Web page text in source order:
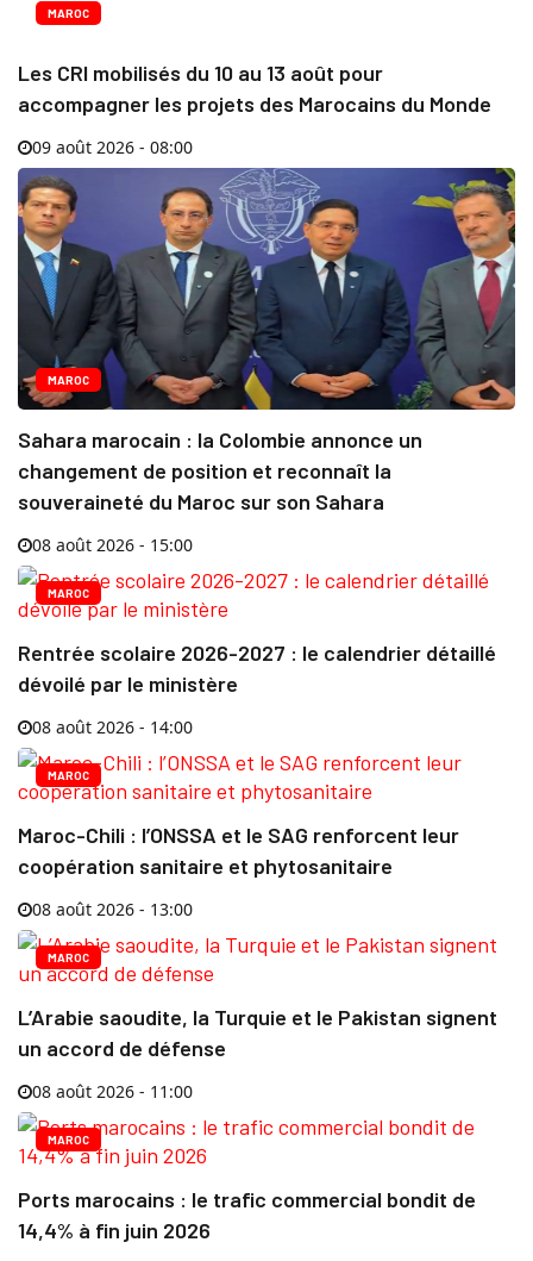
MAROC
Les CRI mobilisés du 10 au 13 août pour
accompagner les projets des Marocains du Monde
09 août 2026 - 08:00
MAROC
Sahara marocain : la Colombie annonce un
changement de position et reconnaît la
souveraineté du Maroc sur son Sahara
08 août 2026 - 15:00
MAROC
Rentrée scolaire 2026-2027 : le calendrier détaillé
dévoilé par le ministère
08 août 2026 - 14:00
MAROC
Maroc-Chili : l’ONSSA et le SAG renforcent leur
coopération sanitaire et phytosanitaire
08 août 2026 - 13:00
MAROC
L’Arabie saoudite, la Turquie et le Pakistan signent
un accord de défense
08 août 2026 - 11:00
MAROC
Ports marocains : le trafic commercial bondit de
14,4% à fin juin 2026